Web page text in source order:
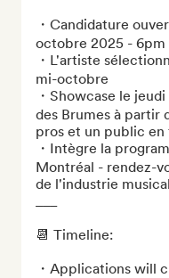
・Candidature
octobre 2025 - 6pm
・L'artiste
mi-octobre
・Showcase le
des Brumes à partir
pros et un public en
・Intègre la
Montréal - rendez-
de l'industrie
📆 Timeline:
・Applications will